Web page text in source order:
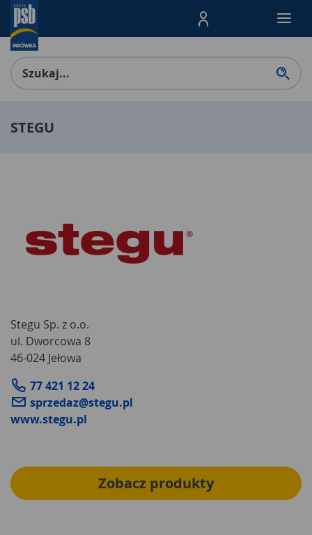
Menu Produktów,
STEGU
Stegu Sp. z o.o.
ul. Dworcowa 8
46-024 Jełowa
77 421 12 24
sprzedaz@stegu.pl
www.stegu.pl
Zobacz produkty